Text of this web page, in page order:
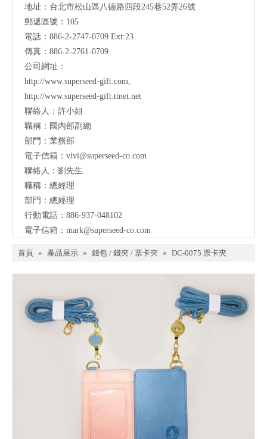
地址： 台北市松山區八德路四段245巷52弄26號
郵遞區號：105
電話：886-2-2747-0709 Ext:23
傳真：886-2-2761-0709
公司網址：
http://www.superseed-gift.com
http://www.superseed-gift.ttnet.net
聯絡人：許小姐
職稱：國內部副總
部門：業務部
電子信箱： vivi@superseed-co.com
聯絡人：劉先生
職稱：總經理
部門：總經理
行動電話：886-937-048102
電子信箱： mark@superseed-co.com
首頁 » 產品展示 » 錢包 / 錢夾 / 票卡夾 » DC-0075 票卡夾